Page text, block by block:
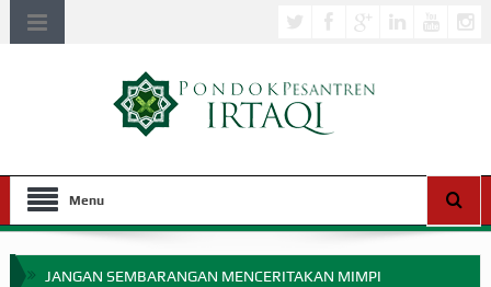
Menu
JANGAN SEMBARANGAN MENCERITAKAN MIMPI